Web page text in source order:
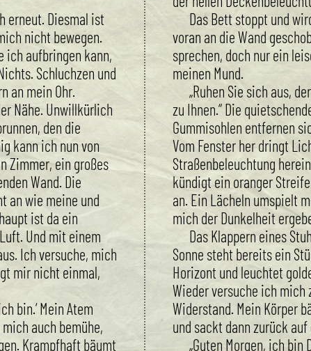
erneut. Diesmal ist
nicht bewegen.
ich aufbringen kann,
Schluchzen und
an mein Ohr.
Nähe. Unwillkürlich
den die
kann ich nun von
Zimmer, ein großes
Wand. Die
an wie meine und
ist da ein
Und mit einem
Ich versuche, mich
mir nicht einmal,
bin.‘ Mein Atem
auch bemühe,
Krampfhaft bäumt
Das Bett stoppt und
voran an die Wand
sprechen, doch nur ein
meinen Mund.
„Ruhen Sie sich aus,
zu Ihnen.“ Die
Gummisohlen entfernen
Vom Fenster her dringt
Straßenbeleuchtung
kündigt ein oranger
an. Ein Lächeln umspielt
mich der Dunkelheit
Das Klappern eines
Sonne steht bereits ein
Horizont und leuchtet
Wieder versuche ich mich
Widerstand. Mein Körper
und sackt dann zurück auf
„Guten Morgen, ich bin